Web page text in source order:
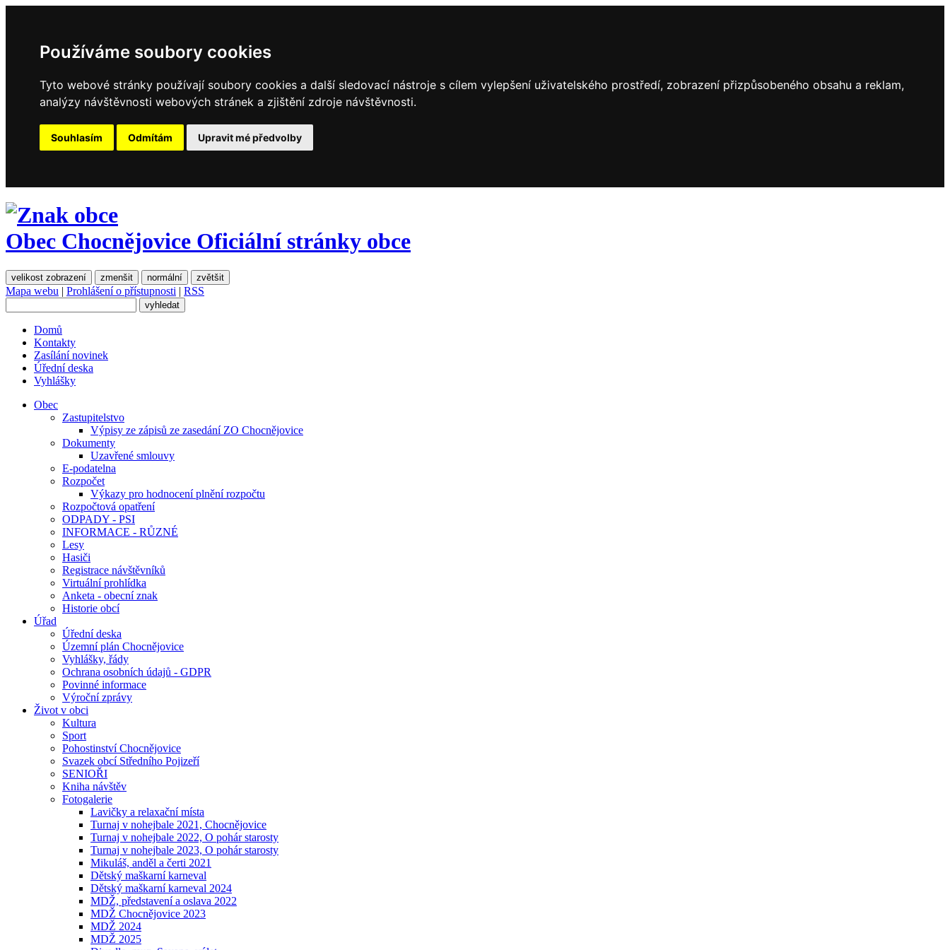
Používáme soubory cookies
Tyto webové stránky používají soubory cookies a další sledovací nástroje s cílem vylepšení uživatelského prostředí, zobrazení přizpůsobeného obsahu a reklam,
analýzy návštěvnosti webových stránek a zjištění zdroje návštěvnosti.
Souhlasím Odmítám Upravit mé předvolby
Obec Chocnějovice Oficiální stránky obce
velikost zobrazení zmenšit normální zvětšit
Mapa webu | Prohlášení o přístupnosti | RSS
Domů
Kontakty
Zasílání novinek
Úřední deska
Vyhlášky
Obec
Zastupitelstvo
Výpisy ze zápisů ze zasedání ZO Chocnějovice
Dokumenty
Uzavřené smlouvy
E-podatelna
Rozpočet
Výkazy pro hodnocení plnění rozpočtu
Rozpočtová opatření
ODPADY - PSI
INFORMACE - RŮZNÉ
Lesy
Hasiči
Registrace návštěvníků
Virtuální prohlídka
Anketa - obecní znak
Historie obcí
Úřad
Úřední deska
Územní plán Chocnějovice
Vyhlášky, řády
Ochrana osobních údajů - GDPR
Povinné informace
Výroční zprávy
Život v obci
Kultura
Sport
Pohostinství Chocnějovice
Svazek obcí Středního Pojizeří
SENIOŘI
Kniha návštěv
Fotogalerie
Lavičky a relaxační místa
Turnaj v nohejbale 2021, Chocnějovice
Turnaj v nohejbale 2022, O pohár starosty
Turnaj v nohejbale 2023, O pohár starosty
Mikuláš, anděl a čerti 2021
Dětský maškarní karneval
Dětský maškarní karneval 2024
MDŽ, představení a oslava 2022
MDŽ Chocnějovice 2023
MDŽ 2024
MDŽ 2025